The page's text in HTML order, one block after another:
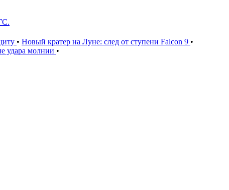
• Новый кратер на Луне: след от ступени Falcon 9 •
удара молнии •